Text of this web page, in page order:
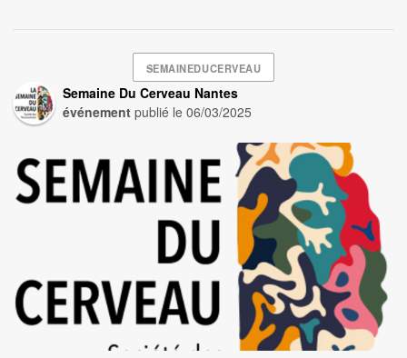
SEMAINEDUCERVEAU
Semaine Du Cerveau Nantes
événement publié le06/03/2025